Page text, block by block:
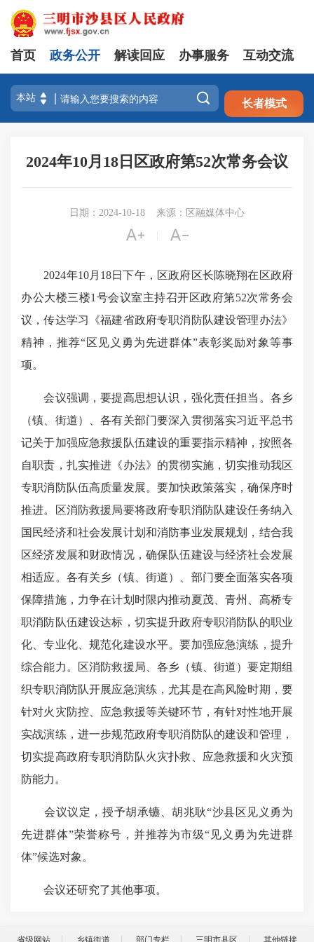
注册 登录
首页 政务公开 解读回应 办事服务 互动交流
 长者模式
2024年10月18日区政府第52次常务会议
日期：2024-10-18 来源：区融媒体中心
 
2024年10月18日下午，区政府区长陈晓翔在区政府
办公大楼三楼1号会议室主持召开区政府第52次常务会
议，传达学习《福建省政府专职消防队建设管理办法》
精神，推荐“区见义勇为先进群体”表彰奖励对象等事
项。
会议强调，要提高思想认识，强化责任担当。各乡
（镇、街道）、各有关部门要深入贯彻落实习近平总书
记关于加强应急救援队伍建设的重要指示精神，按照各
自职责，扎实推进《办法》的贯彻实施，切实推动我区
专职消防队伍高质量发展。要加快政策落实，确保序时
推进。区消防救援局要将政府专职消防队建设任务纳入
国民经济和社会发展计划和消防事业发展规划，结合我
区经济发展和财政情况，确保队伍建设与经济社会发展
相适应。各有关乡（镇、街道）、部门要全面落实各项
保障措施，力争在计划时限内推动夏茂、青州、高桥专
职消防队伍建设达标，切实提升政府专职消防队的职业
化、专业化、规范化建设水平。要加强应急演练，提升
综合能力。区消防救援局、各乡（镇、街道）要定期组
织专职消防队开展应急演练，尤其是在高风险时期，要
针对火灾防控、应急救援等关键环节，有针对性地开展
实战演练，进一步规范政府专职消防队的建设和管理，
切实提高政府专职消防队火灾扑救、应急救援和火灾预
防能力。
会议议定，授予胡承镳、胡兆耿“沙县区见义勇为
先进群体”荣誉称号，并推荐为市级“见义勇为先进群
体”候选对象。
会议还研究了其他事项。
省级网站 乡镇街道 部门专栏 三明市县区 其他链接